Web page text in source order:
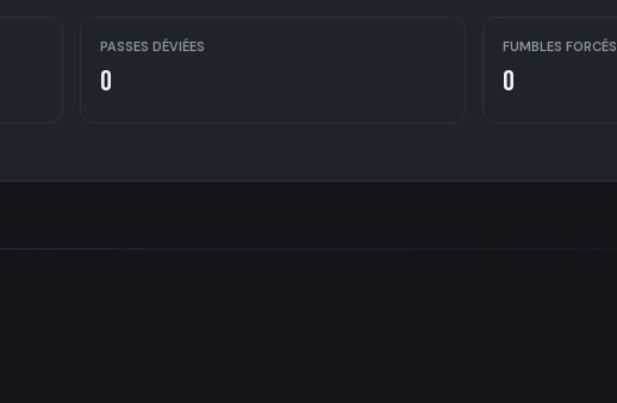
PASSES DÉVIÉES
0
FUMBLES FORCÉS
0